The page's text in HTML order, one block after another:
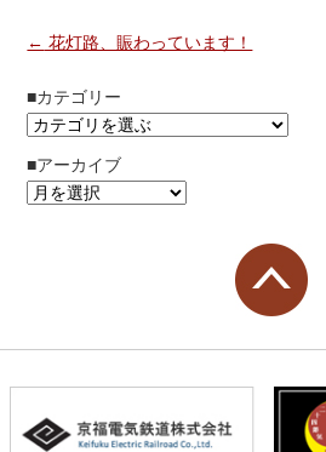
投稿ナビゲーション
← 花灯路、賑わっています！
■カテゴリー
■アーカイブ